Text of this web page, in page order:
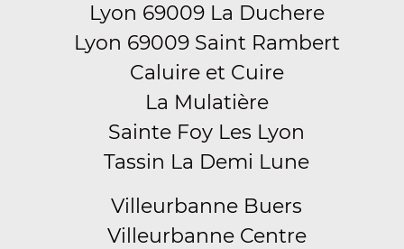
Lyon 69009 La Duchere
Lyon 69009 Saint Rambert
Caluire et Cuire
La Mulatière
Sainte Foy Les Lyon
Tassin La Demi Lune
Villeurbanne Buers
Villeurbanne Centre